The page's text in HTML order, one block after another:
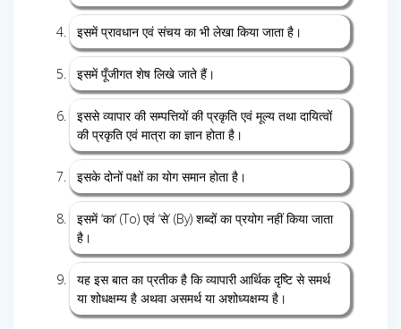
इसमें प्रावधान एवं संचय का भी लेखा किया जाता है।
इसमें पूँजीगत शेष लिखे जाते हैं।
इससे व्यापार की सम्पत्तियों की प्रकृति एवं मूल्य तथा दायित्वों
की प्रकृति एवं मात्रा का ज्ञान होता है।
इसके दोनों पक्षों का योग समान होता है।
इसमें ‘का’ (To) एवं ‘से’ (By) शब्दों का प्रयोग नहीं किया जाता
है।
यह इस बात का प्रतीक है कि व्यापारी आर्थिक दृष्टि से समर्थ
या शोधक्षम्य है अथवा असमर्थ या अशोध्यक्षम्य है।